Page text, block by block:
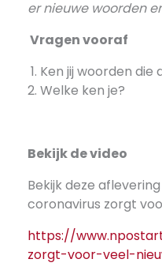
er nieuwe woorden
Vragen vooraf
Ken jij woorden
Welke ken je?
Bekijk de video
Bekijk deze
coronavirus zorgt
https://
zorgt-voor-veel-